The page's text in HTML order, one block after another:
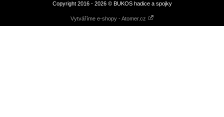
Copyright 2016 - 2026 © BUKOS hadice a spojky
Vytváříme e-shopy - Atomer.cz